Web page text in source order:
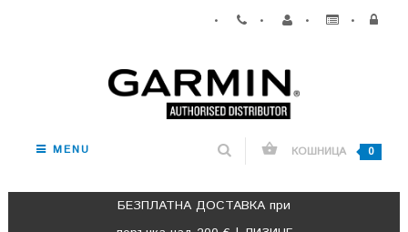
• • • •
MENU КОШНИЦА 0
БЕЗПЛАТНА ДОСТАВКА при